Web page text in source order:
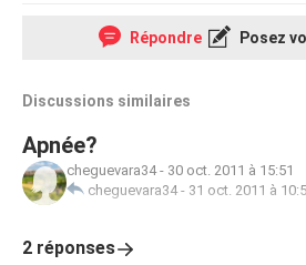
Répondre Posez
Discussions similaires
Apnée?
cheguevara34- 30 oct. 2011 à 15:51
cheguevara34- 31 oct. 2011 à
2 réponses